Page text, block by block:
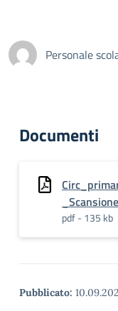
Personale
Documenti
pdf - 135 kb
Pubblicato: